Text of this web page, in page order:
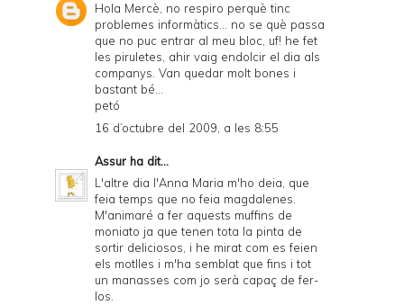
Hola Mercè, no respiro perquè tinc
problemes informàtics... no se què passa
que no puc entrar al meu bloc, uf! he fet
les piruletes, ahir vaig endolcir el dia als
companys. Van quedar molt bones i
bastant bé...
petó
16 d’octubre del 2009, a les 8:55
Assur ha dit...
L'altre dia l'Anna Maria m'ho deia, que
feia temps que no feia magdalenes.
M'animaré a fer aquests muffins de
moniato ja que tenen tota la pinta de
sortir deliciosos, i he mirat com es feien
els motlles i m'ha semblat que fins i tot
un manasses com jo serà capaç de fer-
los.